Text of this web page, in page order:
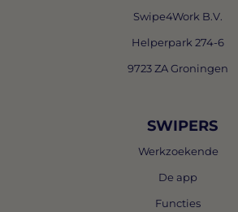
Swipe4Work B.V.
Helperpark 274-6
9723 ZA Groningen
SWIPERS
Werkzoekende
De app
Functies